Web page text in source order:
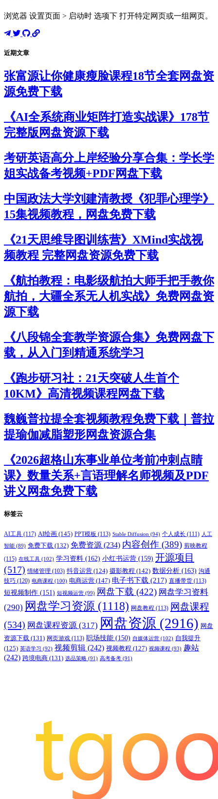
浏览器 设置页面 > 启动时 选项下 打开特定网页或一组网页。
近期文章
张富源让你健康瘦脸课程18节全套网盘资
源免费下载
《AI全系统商业矩阵打造实战课》178节
完整版网盘资源下载
考研英语高分上岸经验分享合集：学长学
姐实战备考视频+PDF网盘下载
中国政法大学刘建清教授《犯罪心理学》
15集视频教程，网盘免费下载
《21天思维导图训练营》XMind实战视
频教程 完整网盘资源免费下载
《航拍教程：电影级航拍大师手把手教你
航拍，大疆全系无人机实战》免费网盘资
源下载
《八段锦全套教学资源合集》免费网盘下
载，从入门到精通系统学习
《跑步研习社：21天突破人生首个
10KM》高清视频课程网盘下载
魏巍普拉提全套视频教程免费下载｜普拉
提瑜伽减脂塑形网盘资源合集
《2026超格山东事业单位考前冲刺点睛
课》数量关系+言语理解名师视频及PDF
讲义网盘免费下载
标签云
AI工具 (117) AI绘画 (145) PPT模板 (113) Stable Diffusion (94) 个人成长 (111) 人工
智能 (89) 免费下载 (132) 免费资源 (234) 内容创作 (389) 剪映教程
(115) 在线工具 (102) 学习资料 (162) 小红书运营 (159) 开源项目
(517) 情绪管理 (103) 抖音运营 (124) 摄影教程 (142) 数据分析 (163) 沟通
技巧 (120) 电商课程 (100) 电商运营 (147) 电子书下载 (217) 直播带货 (113)
短视频制作 (151) 短视频运营 (99) 网盘下载 (422) 网盘学习资料
(290) 网盘学习资源 (1118) 网盘教程 (113) 网盘课程
(534) 网盘课程资源 (317) 网盘资源 (2916) 网盘
资源下载 (131) 网页游戏 (113) 职场技能 (150) 自媒体运营 (102) 自我提升
(125) 英语学习 (92) 视频剪辑 (242) 视频教程 (127) 视频课程 (93) 趣站
(242) 跨境电商 (131) 选品策略 (91) 高考备考 (91)